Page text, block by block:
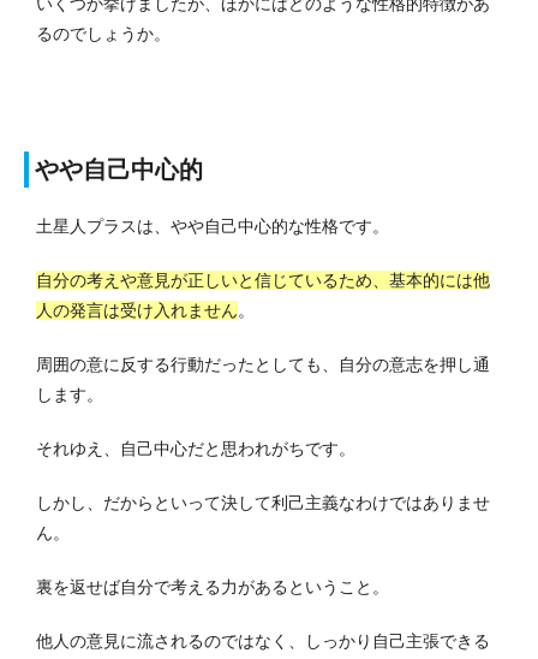
るのでしょうか。
やや自己中心的
土星人プラスは、やや自己中心的な性格です。
自分の考えや意見が正しいと信じているため、基本的には他
人の発言は受け入れません。
周囲の意に反する行動だったとしても、自分の意志を押し通
します。
それゆえ、自己中心だと思われがちです。
しかし、だからといって決して利己主義なわけではありませ
ん。
裏を返せば自分で考える力があるということ。
他人の意見に流されるのではなく、しっかり自己主張できる